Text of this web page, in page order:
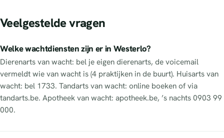
Veelgestelde vragen
Welke wachtdiensten zijn er in Westerlo?
Dierenarts van wacht: bel je eigen dierenarts, de voicemail
vermeldt wie van wacht is (4 praktijken in de buurt). Huisarts van
wacht: bel 1733. Tandarts van wacht: online boeken of via
tandarts.be. Apotheek van wacht: apotheek.be, ’s nachts 0903 99
000.